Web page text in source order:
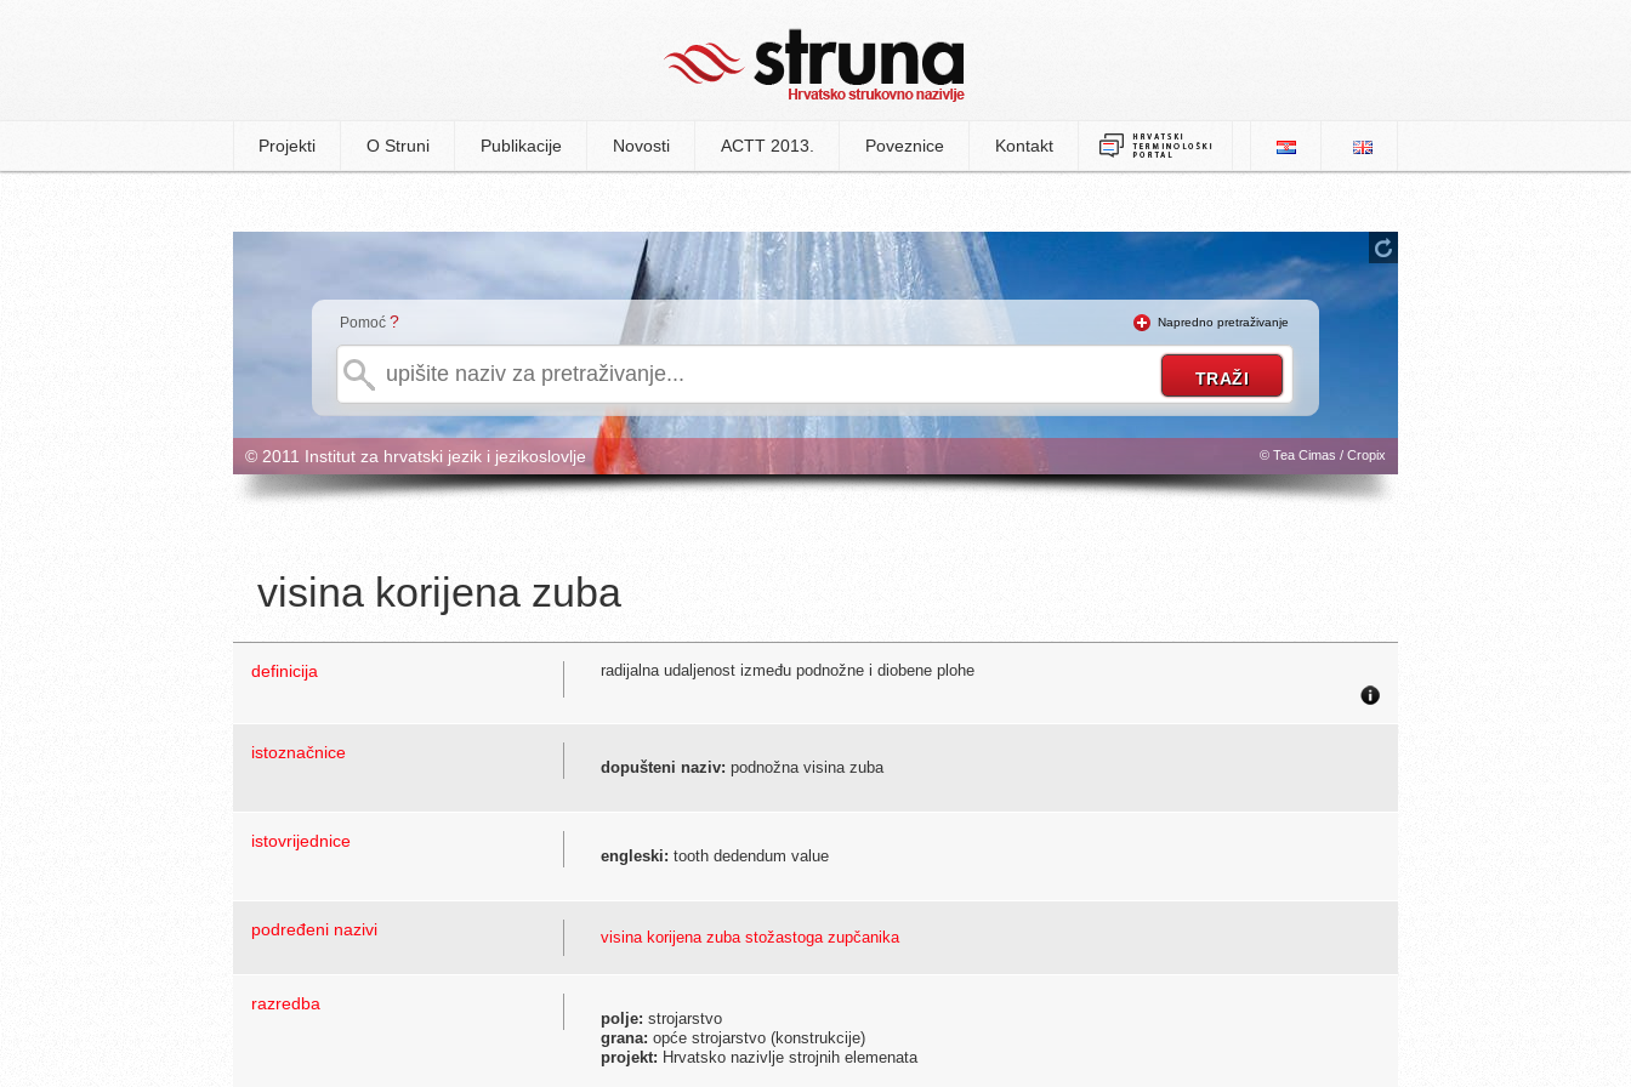
Projekti O Struni Publikacije Novosti ACTT 2013. Poveznice Kontakt
Pomoć ? Napredno pretraživanje
© 2011 Institut za hrvatski jezik i jezikoslovlje © Tea Cimas / Cropix
visina korijena zuba
definicija radijalna udaljenost između podnožne i diobene plohe
istoznačnice
dopušteni naziv: podnožna visina zuba
istovrijednice
engleski: tooth dedendum value
podređeni nazivi visina korijena zuba stožastoga zupčanika
razredba
polje: strojarstvo
grana: opće strojarstvo (konstrukcije)
projekt: Hrvatsko nazivlje strojnih elemenata